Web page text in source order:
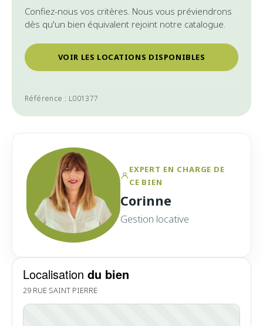
Confiez-nous vos critères. Nous vous préviendrons
dès qu'un bien équivalent rejoint notre catalogue.
VOIR LES LOCATIONS DISPONIBLES
Référence : L001377
Localisation du bien
29 RUE SAINT PIERRE
EXPERT EN CHARGE DE
CE BIEN
Corinne
Gestion locative